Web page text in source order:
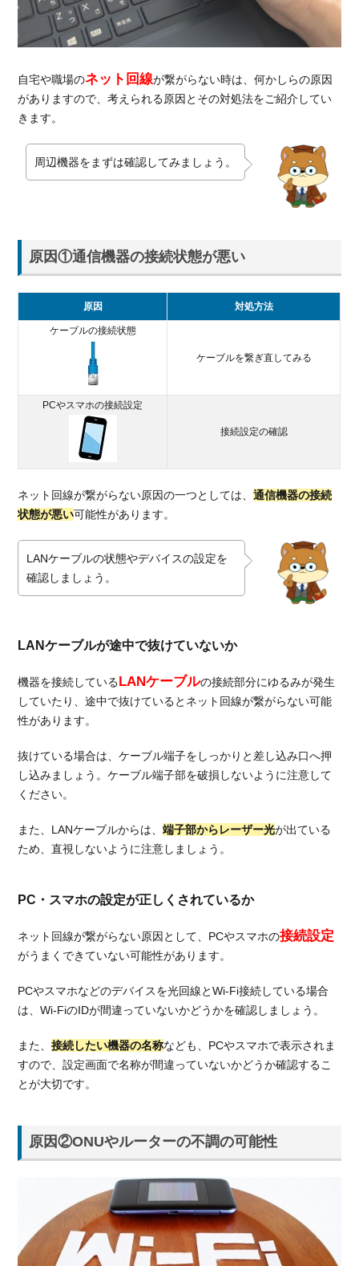
対
方
1.1.
原因
①通
器の
接続
1.1.1.
LANケ
が途中
ていな
1.1.2.
PC・ス
マホの
設定が
正しく
されて
原因
②ONU
やルー
ターの
機器を
する
ランプ
に点灯
してい
原因
③通
起き
る
ネット
回線の
公式サ
イトの
障害情
報
ザーの
声
原因
④回
線が
混雑
自宅や職場のネット回線が繋がらない時は、何かしらの原因
がありますので、考えられる原因とその対処法をご紹介してい
きます。
周辺機器をまずは確認してみましょう。
原因①通信機器の接続状態が悪い
原因 対処方法
ケーブルの接続状態
ケーブルを繋ぎ直してみる
PCやスマホの接続設定
接続設定の確認
ネット回線が繋がらない原因の一つとしては、通信機器の接続
状態が悪い可能性があります。
LANケーブルの状態やデバイスの設定を
確認しましょう。
LANケーブルが途中で抜けていないか
機器を接続しているLANケーブルの接続部分にゆるみが発生
していたり、途中で抜けているとネット回線が繋がらない可能
性があります。
抜けている場合は、ケーブル端子をしっかりと差し込み口へ押
し込みましょう。ケーブル端子部を破損しないように注意して
ください。
また、LANケーブルからは、端子部からレーザー光が出ている
ため、直視しないように注意しましょう。
PC・スマホの設定が正しくされているか
ネット回線が繋がらない原因として、PCやスマホの接続設定
がうまくできていない可能性があります。
PCやスマホなどのデバイスを光回線とWi-Fi接続している場合
は、Wi-FiのIDが間違っていないかどうかを確認しましょう。
また、接続したい機器の名称なども、PCやスマホで表示されま
すので、設定画面で名称が間違っていないかどうか確認するこ
とが大切です。
原因②ONUやルーターの不調の可能性